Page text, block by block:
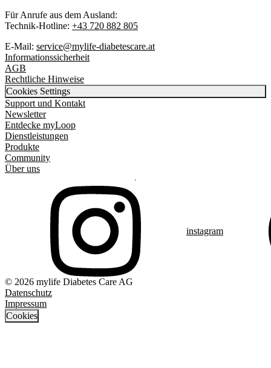
Für Anrufe aus dem Ausland:
Technik-Hotline: +43 720 882 805
E-Mail: service@mylife-diabetescare.at
Informationssicherheit
AGB
Rechtliche Hinweise
Cookies Settings
Support und Kontakt
Newsletter
Entdecke myLoop
Dienstleistungen
Produkte
Community
Über uns
instagram
© 2026 mylife Diabetes Care AG
Datenschutz
Impressum
Cookies